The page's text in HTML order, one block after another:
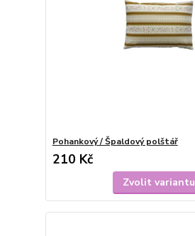
Pohankový / Špaldový polštář
210 Kč
Zvolit variantu